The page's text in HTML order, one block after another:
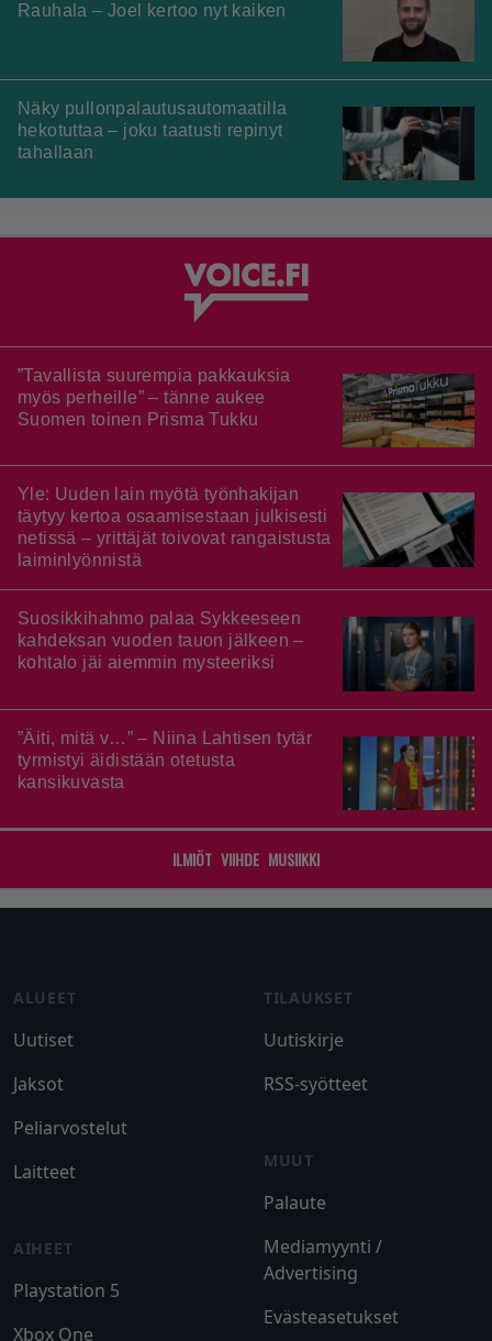
Rauhala – Joel kertoo nyt kaiken
Näky pullonpalautusautomaatilla
hekotuttaa – joku taatusti repinyt
tahallaan
”Tavallista suurempia pakkauksia
myös perheille” – tänne aukee
Suomen toinen Prisma Tukku
Yle: Uuden lain myötä työnhakijan
täytyy kertoa osaamisestaan julkisesti
netissä – yrittäjät toivovat rangaistusta
laiminlyönnistä
Suosikkihahmo palaa Sykkeeseen
kahdeksan vuoden tauon jälkeen –
kohtalo jäi aiemmin mysteeriksi
”Äiti, mitä v…” – Niina Lahtisen tytär
tyrmistyi äidistään otetusta
kansikuvasta
ILMIÖT VIIHDE MUSIIKKI
ALUEET
Uutiset
Jaksot
Peliarvostelut
Laitteet
AIHEET
Playstation 5
Xbox One
TILAUKSET
Uutiskirje
RSS-syötteet
MUUT
Palaute
Mediamyynti /
Advertising
Evästeasetukset